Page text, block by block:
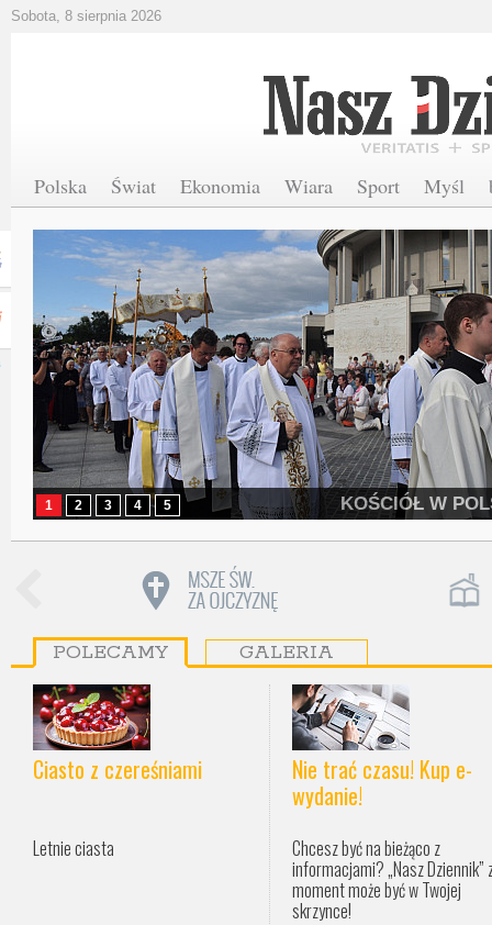
Sobota, 8 sierpnia 2026
Polska Świat Ekonomia Wiara Sport Myśl
KOŚCIÓŁ W
1 2 3 4 5
POLECAMY GALERIA
Ciasto z czereśniami
Letnie ciasta
Nie trać czasu! Kup e-
wydanie!
Chcesz być na bieżąco z
informacjami? „Nasz Dziennik”
moment może być w Twojej
skrzynce!